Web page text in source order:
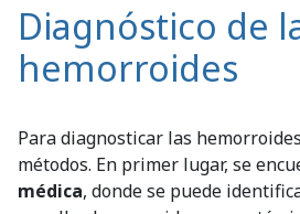
Diagnóstico de
hemorroides
Para diagnosticar las
métodos. En primer lugar, se
médica, donde se puede